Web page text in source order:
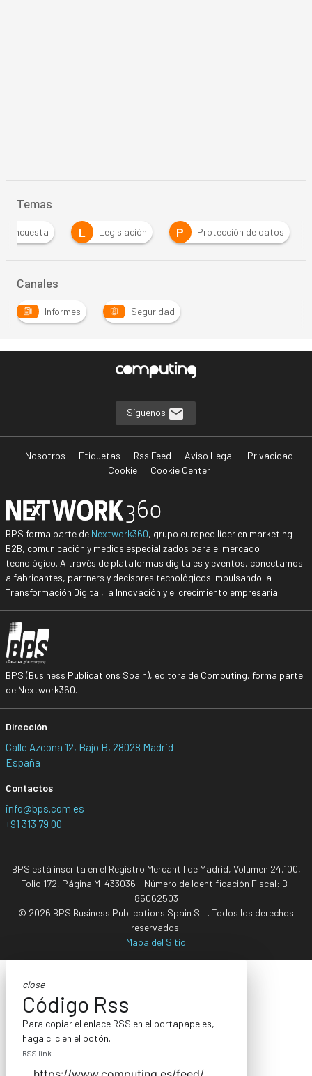
Temas
encuesta L Legislación P Protección de datos
Canales
Informes Seguridad
Síguenos
Nosotros Etiquetas Rss Feed Aviso Legal
Privacidad
Cookie
Cookie Center
BPS forma parte de Nextwork360, grupo europeo líder en marketing
B2B, comunicación y medios especializados para el mercado
tecnológico. A través de plataformas digitales y eventos, conectamos
a fabricantes, partners y decisores tecnológicos impulsando la
Transformación Digital, la Innovación y el crecimiento empresarial.
BPS (Business Publications Spain), editora de Computing, forma parte
de Nextwork360.
Dirección
Calle Azcona 12, Bajo B, 28028 Madrid
España
Contactos
info@bps.com.es
+91 313 79 00
BPS está inscrita en el Registro Mercantil de Madrid, Volumen 24.100,
Folio 172, Página M-433036 - Número de Identificación Fiscal: B-
85062503
© 2026 BPS Business Publications Spain S.L. Todos los derechos
reservados.
Mapa del Sitio
close
Código Rss
Para copiar el enlace RSS en el portapapeles,
haga clic en el botón.
RSS link